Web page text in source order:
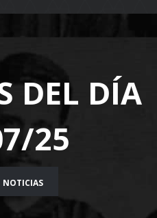
DEL DÍA
25
NOTICIAS